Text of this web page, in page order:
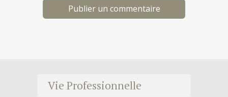
Vie Professionnelle